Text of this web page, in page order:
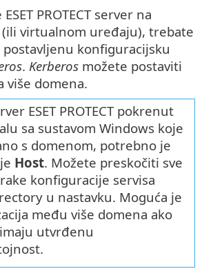
PROTECT server na
virtualnom uređaju), trebate
konfiguracijsku
. Kerberos možete postaviti
više domena.
ESET PROTECT pokrenut
sa sustavom Windows koje
s domenom, potrebno je
Host. Možete preskočiti sve
konfiguracije servisa
u nastavku. Moguća je
među više domena ako
utvrđenu